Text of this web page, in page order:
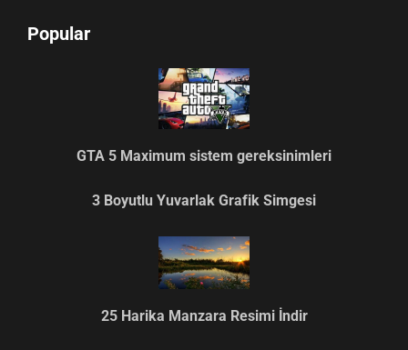
Popular
GTA 5 Maximum sistem gereksinimleri
3 Boyutlu Yuvarlak Grafik Simgesi
25 Harika Manzara Resimi İndir